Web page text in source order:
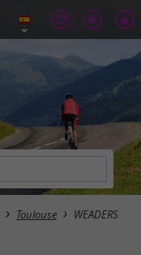
Toulouse WEADERS